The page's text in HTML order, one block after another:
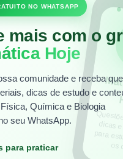
NO WHATSAPP
mais com o
Hoje
comunidade e receba
dicas de estudo e
Química e Biologia
seu WhatsApp.
para praticar
dicas
para
os